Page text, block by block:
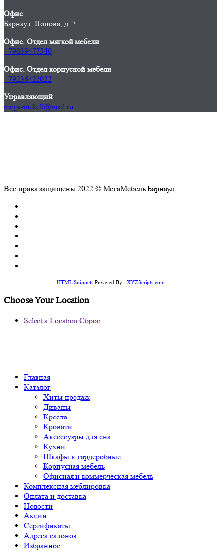
Офис
Барнаул, Попова, д. 7
Офис. Отдел мягкой мебели
+79039477540
Офис. Отдел корпусной мебели
+79236422022
Управляющий
mega-mebell@mail.ru
Все права защищены 2022 © МегаМебель Барнаул
HTML SnippetsPowered By : XYZScripts.com
Choose Your Location
Select a Location Сброс
Главная
Каталог
Хиты продаж
Диваны
Кресла
Кровати
Аксессуары для сна
Кухни
Шкафы и гардеробные
Корпусная мебель
Офисная и коммерческая мебель
Комплексная меблировка
Оплата и доставка
Новости
Акции
Сертификаты
Адреса салонов
Избранное